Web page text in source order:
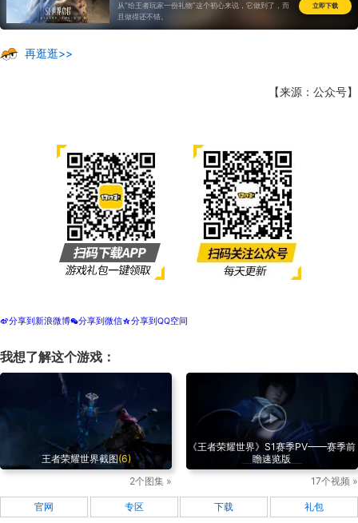
从“给王者玩家一份礼物”这个初心来说，它做到了，而
且做得还不错。
立即下载
再逛逛>>
【来源：公众号】
t分享到新浪微博w分享到微信z分享到QQ空间
我想了解这个游戏：
王者荣耀世界截图(6)
2个图集 »
《王者荣耀世界》S1赛季PV——赛季前
瞻速览版
17个视频 »
官网 专区 下载 礼包